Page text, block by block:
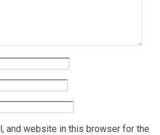
and website in this browser for the